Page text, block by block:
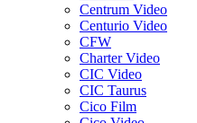
Centrum Video
Centurio Video
CFW
Charter Video
CIC Video
CIC Taurus
Cico Film